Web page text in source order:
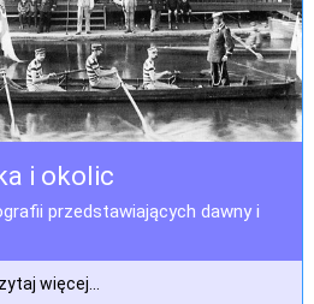
i okolic
przedstawiających dawny i
więcej...